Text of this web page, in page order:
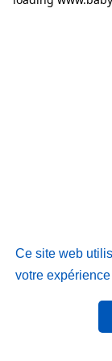
Ce site web
votre